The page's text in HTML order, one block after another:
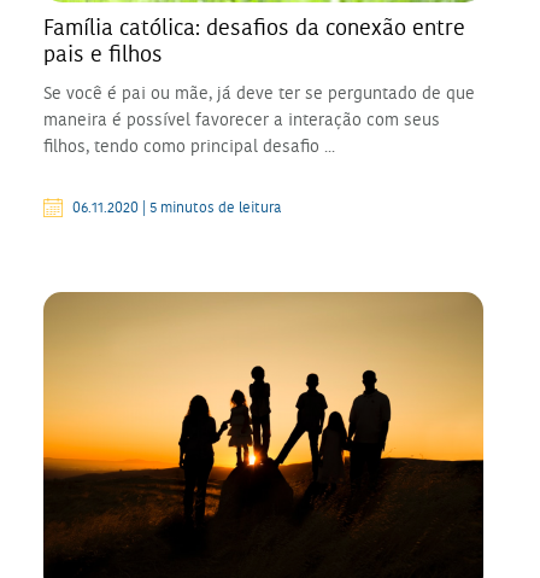
Família católica: desafios da conexão entre
pais e filhos
Se você é pai ou mãe, já deve ter se perguntado de que
maneira é possível favorecer a interação com seus
filhos, tendo como principal desafio ...
06.11.2020 | 5 minutos de leitura